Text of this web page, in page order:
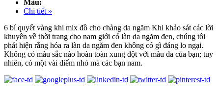
Màu:
Chi tiết »
6 bí quyết vàng khi mix đồ cho chàng da ngăm Khi khảo sát các lời
khuyên về thời trang cho nam giới có làn da ngăm đen, chúng tôi
phát hiện rằng hóa ra làn da ngăm đen không có gì đáng lo ngại.
Không có màu sắc nào hoàn toàn xung đột với màu da của bạn; tuy
nhiên, có một vài điểm nhỏ mà các bạn nam.